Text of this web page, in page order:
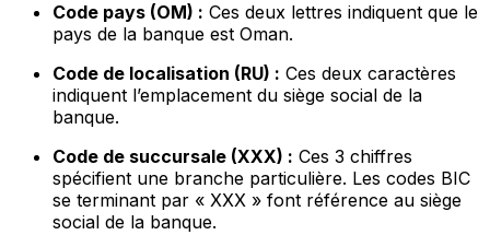
Code pays (OM) : Ces deux lettres indiquent que le
pays de la banque est Oman.
Code de localisation (RU) : Ces deux caractères
indiquent l’emplacement du siège social de la
banque.
Code de succursale (XXX) : Ces 3 chiffres
spécifient une branche particulière. Les codes BIC
se terminant par « XXX » font référence au siège
social de la banque.